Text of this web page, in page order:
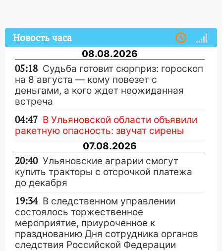
Новость часа
08.08.2026
05:18 Судьба готовит сюрприз: гороскоп
на 8 августа — кому повезет с
деньгами, а кого ждет неожиданная
встреча
04:47 В Ульяновской области объявили
ракетную опасность: звучат сирены
07.08.2026
20:40 Ульяновские аграрии смогут
купить тракторы с отсрочкой платежа
до декабря
19:34 В следственном управлении
состоялось торжественное
мероприятие, приуроченное к
празднованию Дня сотрудника органов
следствия Российской Федерации